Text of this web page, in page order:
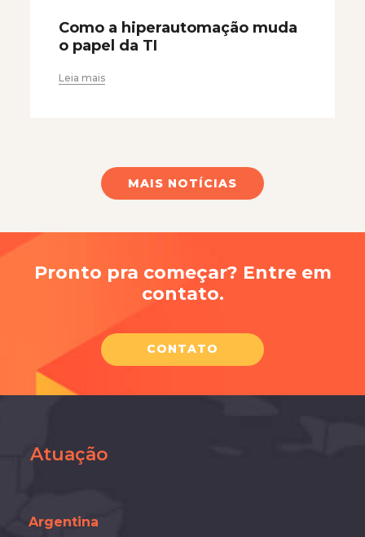
Como a hiperautomação muda
o papel da TI
Leia mais
MAIS NOTÍCIAS
Pronto pra começar? Entre em
contato.
CONTATO
Atuação
Argentina